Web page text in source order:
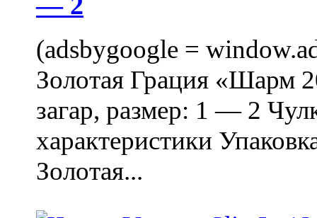
(adsbygoogle =
Золотая Грация «Шарм
загар, размер: 1 — 2
характеристики
Золотая...